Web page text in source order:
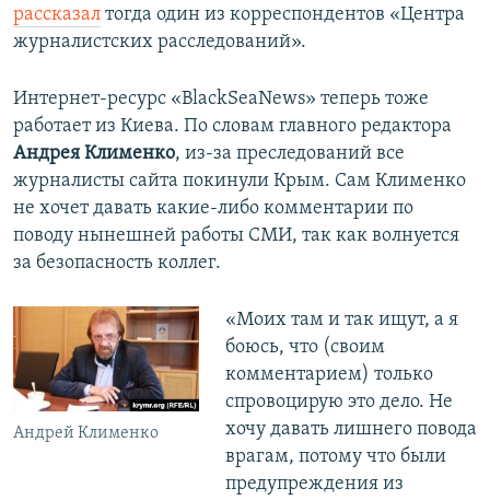
рассказал тогда один из корреспондентов «Центра
журналистских расследований».
Интернет-ресурс «BlackSeaNews» теперь тоже
работает из Киева. По словам главного редактора
Андрея Клименко, из-за преследований все
журналисты сайта покинули Крым. Сам Клименко
не хочет давать какие-либо комментарии по
поводу нынешней работы СМИ, так как волнуется
за безопасность коллег.
Андрей Клименко
«Моих там и так ищут, а я
боюсь, что (своим
комментарием) только
спровоцирую это дело. Не
хочу давать лишнего повода
врагам, потому что были
предупреждения из